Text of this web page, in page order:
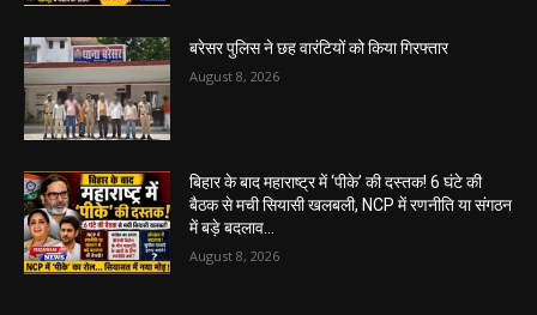
बरेसर पुलिस ने छह वारंटियों को किया गिरफ्तार
August 8, 2026
बिहार के बाद महाराष्ट्र में ‘पीके’ की दस्तक! 6 घंटे की
बैठक से मची सियासी खलबली, NCP में रणनीति या संगठन
में बड़े बदलाव...
August 8, 2026